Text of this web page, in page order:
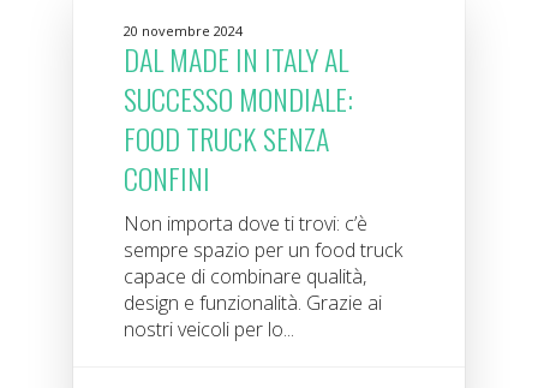
20 novembre 2024
DAL MADE IN ITALY AL
SUCCESSO MONDIALE:
FOOD TRUCK SENZA
CONFINI
Non importa dove ti trovi: c’è
sempre spazio per un food truck
capace di combinare qualità,
design e funzionalità. Grazie ai
nostri veicoli per lo...